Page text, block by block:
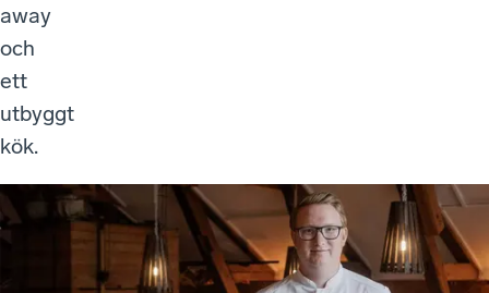
away
och
ett
utbyggt
kök.